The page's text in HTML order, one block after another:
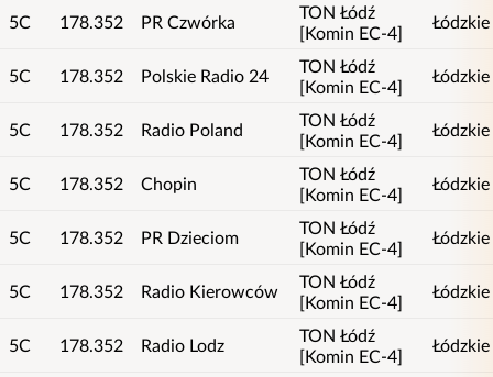
5C 178.352 PR Czwórka
TON Łódź
[Komin EC-4]
Łódzkie
5C 178.352 Polskie Radio 24
TON Łódź
[Komin EC-4]
Łódzkie
5C 178.352 Radio Poland
TON Łódź
[Komin EC-4]
Łódzkie
5C 178.352 Chopin
TON Łódź
[Komin EC-4]
Łódzkie
5C 178.352 PR Dzieciom
TON Łódź
[Komin EC-4]
Łódzkie
5C 178.352 Radio Kierowców
TON Łódź
[Komin EC-4]
Łódzkie
5C 178.352 Radio Lodz
TON Łódź
[Komin EC-4]
Łódzkie